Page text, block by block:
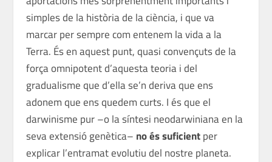
simples de la història de la ciència, i que va
marcar per sempre com entenem la vida a la
Terra. És en aquest punt, quasi convençuts de la
força omnipotent d’aquesta teoria i del
gradualisme que d’ella se’n deriva que ens
adonem que ens quedem curts. I és que el
darwinisme pur –o la síntesi neodarwiniana en la
seva extensió genètica– no és suficientper
explicar l’entramat evolutiu del nostre planeta.